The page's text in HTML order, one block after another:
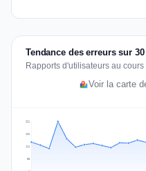
Tendance des erreurs sur
Rapports d'utilisateurs au
Voir la carte
111
166
221